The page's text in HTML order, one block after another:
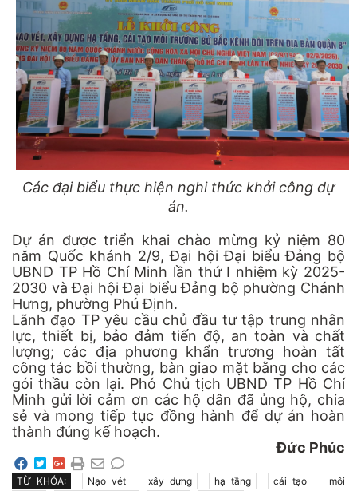
Các đại biểu thực hiện nghi thức khởi công dự
án.
Dự án được triển khai chào mừng kỷ niệm 80
năm Quốc khánh 2/9, Đại hội Đại biểu Đảng bộ
UBND TP Hồ Chí Minh lần thứ I nhiệm kỳ 2025-
2030 và Đại hội Đại biểu Đảng bộ phường Chánh
Hưng, phường Phú Định.
Lãnh đạo TP yêu cầu chủ đầu tư tập trung nhân
lực, thiết bị, bảo đảm tiến độ, an toàn và chất
lượng; các địa phương khẩn trương hoàn tất
công tác bồi thường, bàn giao mặt bằng cho các
gói thầu còn lại. Phó Chủ tịch UBND TP Hồ Chí
Minh gửi lời cảm ơn các hộ dân đã ủng hộ, chia
sẻ và mong tiếp tục đồng hành để dự án hoàn
thành đúng kế hoạch.
Đức Phúc
TỪ KHÓA: Nạo vét xây dựng hạ tầng cải tạo
môi